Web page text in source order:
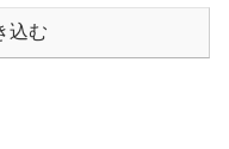
込む